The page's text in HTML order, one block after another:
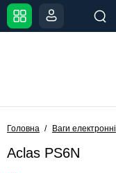
Головна Ваги електронні
Aclas PS6N